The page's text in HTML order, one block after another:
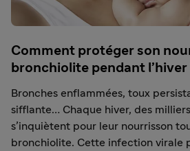
Comment protéger son
bronchiolite pendant l’hiver
Bronches enflammées, toux
sifflante… Chaque hiver, des
s’inquiètent pour leur nourrisson
bronchiolite. Cette infection virale